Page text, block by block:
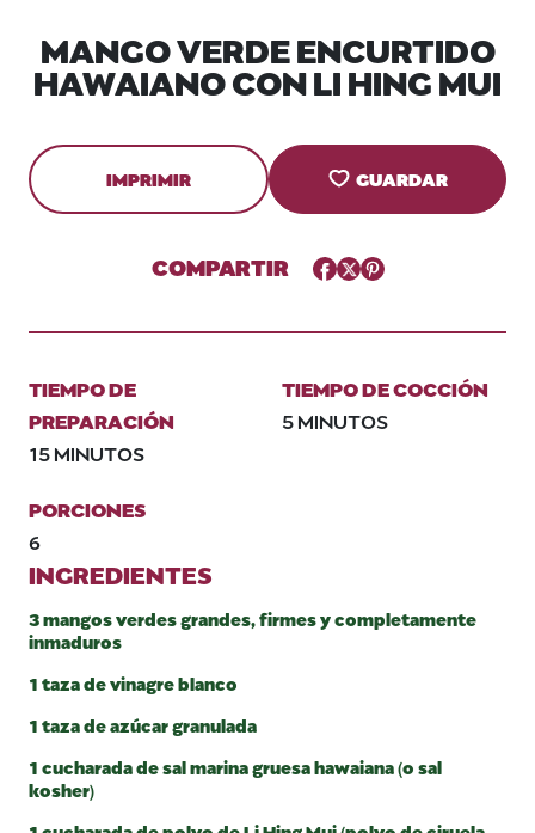
MANGO VERDE ENCURTIDO
HAWAIANO CON LI HING MUI
IMPRIMIR GUARDAR
COMPARTIR Facebook
TwitterPinterest
TIEMPO DE
PREPARACIÓN
15 MINUTOS
TIEMPO DE COCCIÓN
5 MINUTOS
PORCIONES
6
INGREDIENTES
3 mangos verdes grandes, firmes y completamente
inmaduros
1 taza de vinagre blanco
1 taza de azúcar granulada
1 cucharada de sal marina gruesa hawaiana (o sal
kosher)